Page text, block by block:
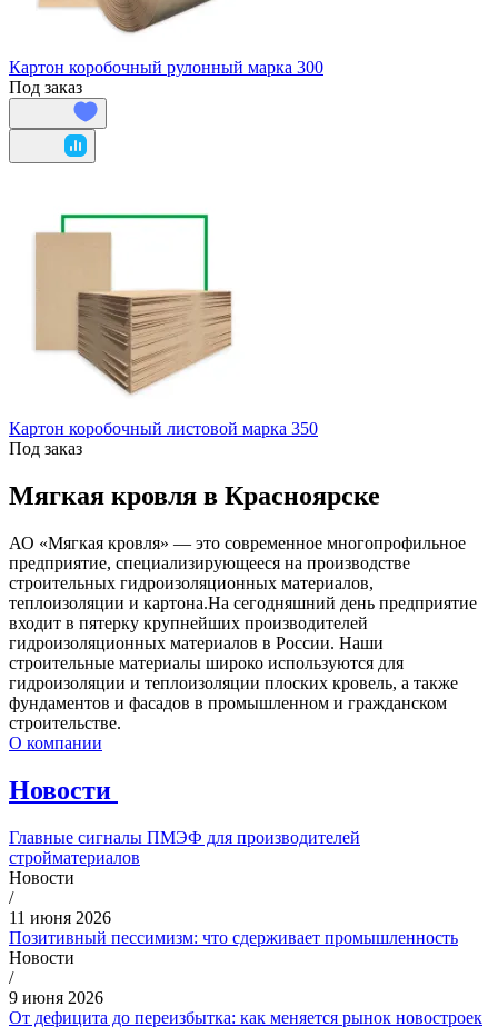
Картон коробочный рулонный марка 300
Под заказ
Картон коробочный листовой марка 350
Под заказ
Мягкая кровля в Красноярске
АО «Мягкая кровля» — это современное многопрофильное
предприятие, специализирующееся на производстве
строительных гидроизоляционных материалов,
теплоизоляции и картона.На сегодняшний день предприятие
входит в пятерку крупнейших производителей
гидроизоляционных материалов в России. Наши
строительные материалы широко используются для
гидроизоляции и теплоизоляции плоских кровель, а также
фундаментов и фасадов в промышленном и гражданском
строительстве.
О компании
Новости
Главные сигналы ПМЭФ для производителей
стройматериалов
Новости
/
11 июня 2026
Позитивный пессимизм: что сдерживает промышленность
Новости
/
9 июня 2026
От дефицита до переизбытка: как меняется рынок новостроек